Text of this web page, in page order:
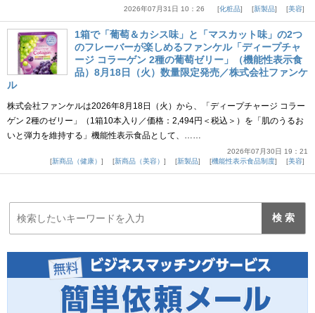
2026年07月31日 10：26 化粧品 新製品 美容
1箱で「葡萄＆カシス味」と「マスカット味」の2つ
のフレーバーが楽しめるファンケル「ディープチャ
ージ コラーゲン 2種の葡萄ゼリー」（機能性表示食
品）8月18日（火）数量限定発売／株式会社ファンケ
ル
株式会社ファンケルは2026年8月18日（火）から、「ディープチャージ コラー
ゲン 2種のゼリー」（1箱10本入り／価格：2,494円＜税込＞）を「肌のうるお
いと弾力を維持する」機能性表示食品として、……
2026年07月30日 19：21
新商品（健康）
新商品（美容） 新製品 機能性表示食品制度 美容